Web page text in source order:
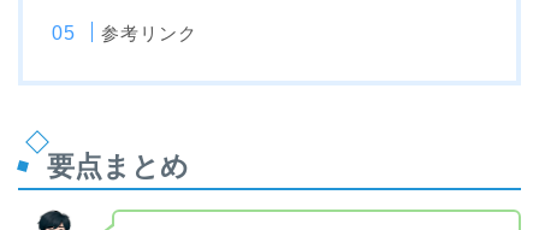
参考リンク
要点まとめ